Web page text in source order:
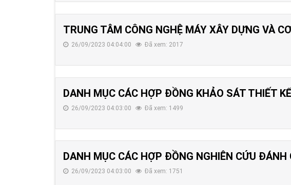
TRUNG TÂM CÔNG NGHỆ MÁY XÂY DỰNG VÀ
26/09/2023 04:04:00 Đã xem: 2017
DANH MỤC CÁC HỢP ĐỒNG KHẢO SÁT THIẾT KẾ
26/09/2023 04:03:00 Đã xem: 1499
DANH MỤC CÁC HỢP ĐỒNG NGHIÊN CỨU
26/09/2023 04:03:00 Đã xem: 1751